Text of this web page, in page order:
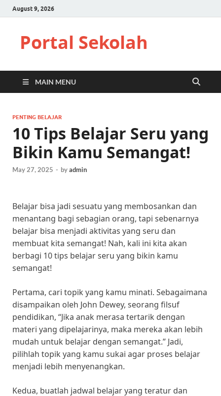
August 9, 2026
Portal Sekolah
MAIN MENU
PENTING BELAJAR
10 Tips Belajar Seru yang
Bikin Kamu Semangat!
May 27, 2025 - byadmin
Belajar bisa jadi sesuatu yang membosankan dan
menantang bagi sebagian orang, tapi sebenarnya
belajar bisa menjadi aktivitas yang seru dan
membuat kita semangat! Nah, kali ini kita akan
berbagi 10 tips belajar seru yang bikin kamu
semangat!
Pertama, cari topik yang kamu minati. Sebagaimana
disampaikan oleh John Dewey, seorang filsuf
pendidikan, “Jika anak merasa tertarik dengan
materi yang dipelajarinya, maka mereka akan lebih
mudah untuk belajar dengan semangat.” Jadi,
pilihlah topik yang kamu sukai agar proses belajar
menjadi lebih menyenangkan.
Kedua, buatlah jadwal belajar yang teratur dan